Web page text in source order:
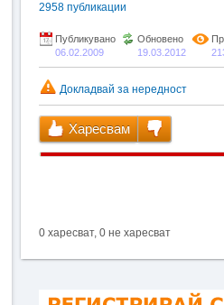
2958 публикации
Публикувано
06.02.2009
Обновено
19.03.2012
Докладвай за нередност
Харесвам
0 харесват, 0 не харесват